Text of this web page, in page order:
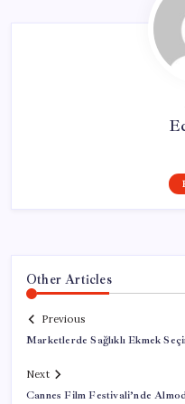
Other Articles
Previous
Marketlerde Sağlıklı Ekmek
Next
Cannes Film Festivali’nde